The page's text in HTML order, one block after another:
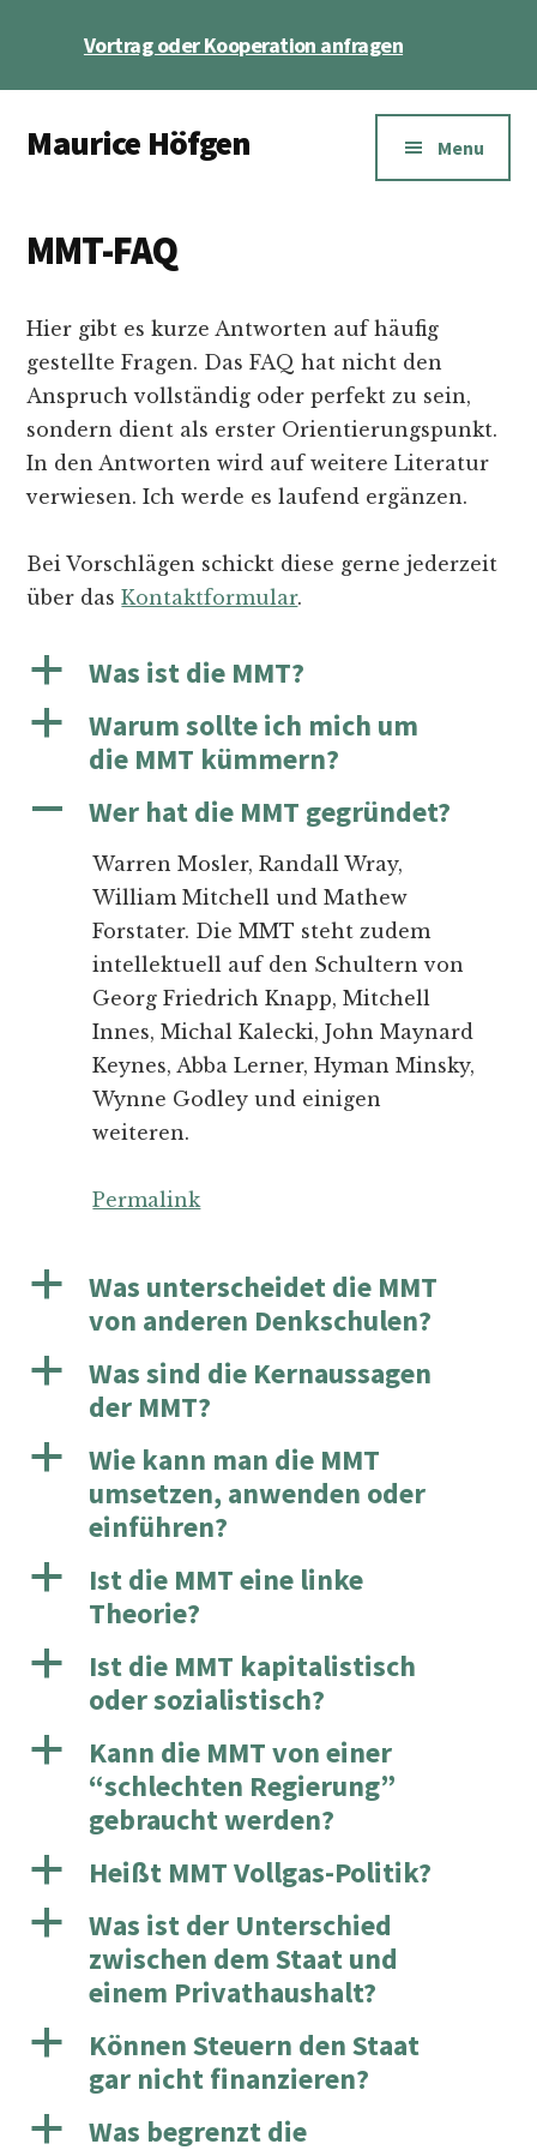
Vortrag oder Kooperation anfragen
menu
Maurice Höfgen
YouTuber
die
Welt
Menu
MMT-FAQ
Hier gibt es kurze Antworten auf häufig
gestellte Fragen. Das FAQ hat nicht den
Anspruch vollständig oder perfekt zu sein,
sondern dient als erster Orientierungspunkt.
In den Antworten wird auf weitere Literatur
verwiesen. Ich werde es laufend ergänzen.
Bei Vorschlägen schickt diese gerne jederzeit
über dasKontaktformular.
a Was ist die MMT?
a
Warum sollte ich mich um
die MMT kümmern?
A Wer hat die MMT gegründet?
Warren Mosler, Randall Wray,
William Mitchell und Mathew
Forstater. Die MMT steht zudem
intellektuell auf den Schultern von
Georg Friedrich Knapp, Mitchell
Innes, Michal Kalecki, John Maynard
Keynes, Abba Lerner, Hyman Minsky,
Wynne Godley und einigen
weiteren.
Permalink
a
Was unterscheidet die MMT
von anderen Denkschulen?
a
Was sind die Kernaussagen
der MMT?
a
Wie kann man die MMT
umsetzen, anwenden oder
einführen?
a
Ist die MMT eine linke
Theorie?
a
Ist die MMT kapitalistisch
oder sozialistisch?
a
Kann die MMT von einer
“schlechten Regierung”
gebraucht werden?
a Heißt MMT Vollgas-Politik?
a
Was ist der Unterschied
zwischen dem Staat und
einem Privathaushalt?
a
Können Steuern den Staat
gar nicht finanzieren?
a
Was begrenzt die